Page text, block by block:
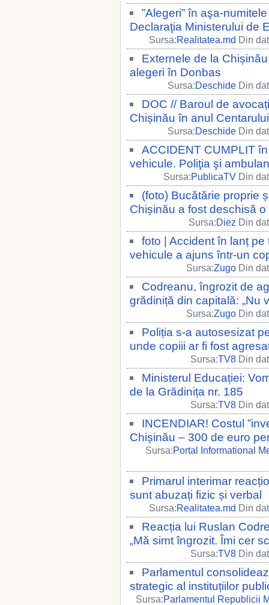
”Alegeri” în aşa-
Declaraţia Ministerului de
Sursa:Realitatea.md Din
Externele de la
alegeri în Donbas
Sursa:Deschide Din
DOC // Baroul de
Chișinău în anul
Sursa:Deschide Din
ACCIDENT CUMPLIT
vehicule. Poliţia şi
Sursa:PublicaTV Din
(foto) Bucătărie proprie
Chișinău a fost deschisă
Sursa:Diez Din
foto | Accident în lanț
vehicule a ajuns într-un
Sursa:Zugo Din
Codreanu, îngrozit de
grădiniță din capitală: „Nu
Sursa:Zugo Din
Poliția s-a autosesizat
unde copiii ar fi fost
Sursa:TV8 Din
Ministerul Educației:
de la Grădinița nr. 185
Sursa:TV8 Din
INCENDIAR! Costul
Chișinău – 300 de euro
Sursa:Portal Informational
Primarul interimar
sunt abuzați fizic și verbal
Sursa:Realitatea.md Din
Reacția lui Ruslan
„Mă simt îngrozit. Îmi cer
Sursa:TV8 Din
Parlamentul
strategic al instituțiilor
Sursa:Parlamentul Republicii